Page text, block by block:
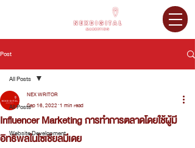
Post
All Posts
Website Development
All Posts
Influencer Marketing การทำการตลาดโดยใช้ผู้มี
อิทธิพลในโซเชียลมีเดย
NEX WRITOR
Sep 16, 2022 1 min read